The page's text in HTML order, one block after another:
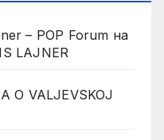
– POP Forum на
LAJNER
O VALJEVSKOJ